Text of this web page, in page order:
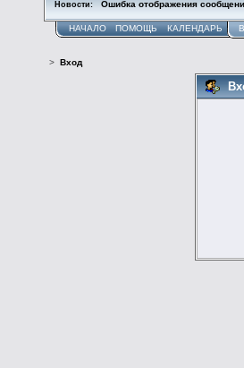
Новости: Ошибка отображения
НАЧАЛО ПОМОЩЬ КАЛЕНДАРЬ
> Вход